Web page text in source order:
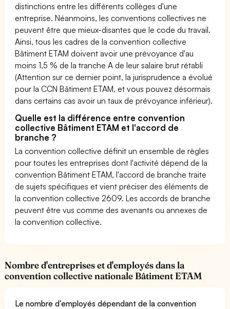
distinctions entre les différents collèges d'une
entreprise. Néanmoins, les conventions collectives ne
peuvent être que mieux-disantes que le code du travail.
Ainsi, tous les cadres de la convention collective
Bâtiment ETAM doivent avoir une prévoyance d'au
moins 1,5 % de la tranche A de leur salaire brut rétabli
(Attention sur ce dernier point, la jurisprudence a évolué
pour la CCN Bâtiment ETAM, et vous pouvez désormais
dans certains cas avoir un taux de prévoyance inférieur).
Quelle est la différence entre convention
collective Bâtiment ETAM et l'accord de
branche ?
La convention collective définit un ensemble de règles
pour toutes les entreprises dont l'activité dépend de la
convention Bâtiment ETAM, l'accord de branche traite
de sujets spécifiques et vient préciser des éléments de
la convention collective 2609. Les accords de branche
peuvent être vus comme des avenants ou annexes de
la convention collective.
Nombre d'entreprises et d'employés dans la
convention collective nationale Bâtiment ETAM
Le nombre d'employés dépendant de la convention